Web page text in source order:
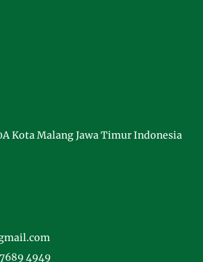
Kota Malang Jawa Timur Indonesia
4949